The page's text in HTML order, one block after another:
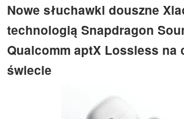
Nowe słuchawki douszne
technologią Snapdragon
Qualcomm aptX Lossless na
świecie